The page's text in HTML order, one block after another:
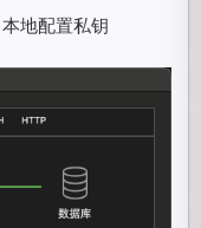
地配置私钥